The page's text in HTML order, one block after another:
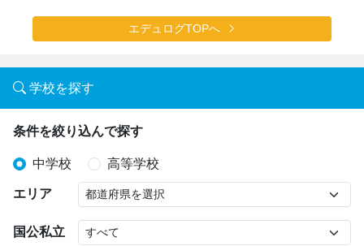
エデュログTOPへ
学校を探す
条件を絞り込んで探す
中学校 高等学校
エリア
国公私立